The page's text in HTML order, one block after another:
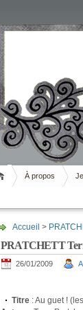
Livrement
À propos
Accueil >
PRATCHETT
26/01/2009
Titre : Au guet !